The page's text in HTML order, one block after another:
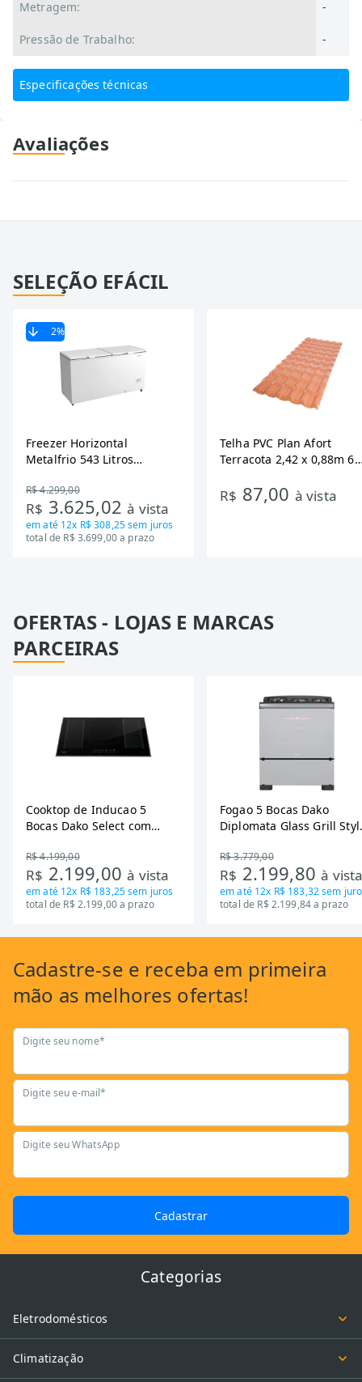
Metragem: -
Pressão de Trabalho: -
Especificações técnicas
Avaliações
SELEÇÃO EFÁCIL
2%
Freezer Horizontal
Metalfrio 543 Litros
Tecnologia Inverter, Branco,
Bivolt
R$ 4.299,00
R$ 3.625,02à vista
em até 12x R$ 308,25sem juros
total de R$ 3.699,00 a prazo
Telha PVC Plan Afort
Terracota 2,42 x 0,88m 6
R$ 87,00 à vista
OFERTAS - LOJAS E MARCAS
PARCEIRAS
Cooktop de Inducao 5
Bocas Dako Select com
R$ 4.199,00
R$ 2.199,00à vista
em até 12x R$ 183,25sem juros
total de R$ 2.199,00 a prazo
Fogao 5 Bocas Dako
Diplomata Glass Grill
R$ 3.779,00
R$ 2.199,80à
em até 12x R$ 183,32sem
total de R$ 2.199,84 a prazo
Cadastre-se e receba em primeira
mão as melhores ofertas!
Digite seu nome*
Digite seu e-mail*
Digite seu WhatsApp
Cadastrar
Categorias
Eletrodomésticos
Climatização